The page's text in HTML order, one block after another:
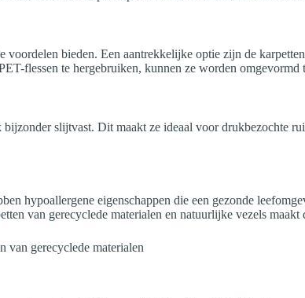
bieden. Een aantrekkelijke optie zijn de
flessen te hergebruiken, kunnen ze worden omgevormd
slijtvast. Dit maakt ze ideaal voor drukbezochte
hypoallergene eigenschappen die een gezonde
van gerecyclede materialen en natuurlijke vezels